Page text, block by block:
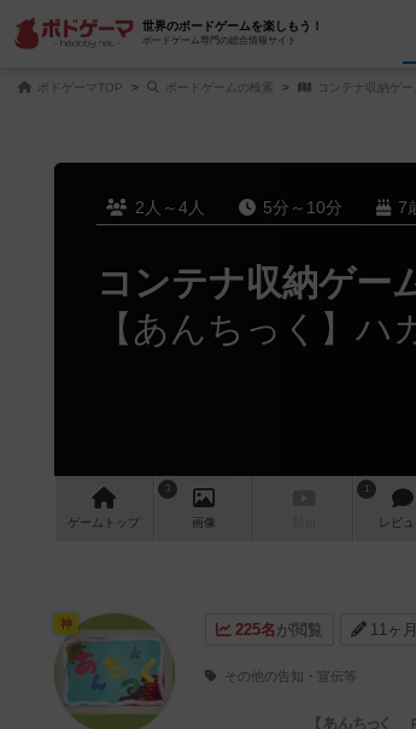
世界のボードゲームを楽しもう！
ボードゲーム専門の総合情報サイト
ボドゲーマTOP ボードゲームの検索 コンテナ収納ゲー
2人～4人 5分～10分 7
コンテナ収納ゲー
【あんちっく】ハ
ゲーム トップ
3
画像
1
レビュ
225名が閲覧 11ヶ
その他の告知・宣伝等
神